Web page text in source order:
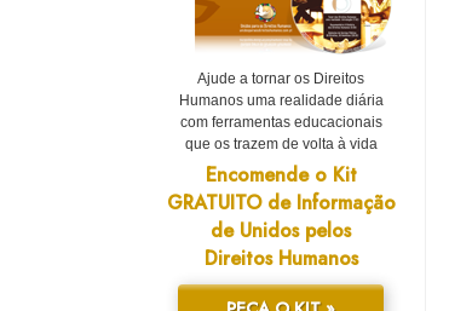
Ajude a tornar os Direitos
Humanos uma realidade diária
com ferramentas educacionais
que os trazem de volta à vida
Encomende o Kit
GRATUITO de Informação
de Unidos pelos
Direitos Humanos